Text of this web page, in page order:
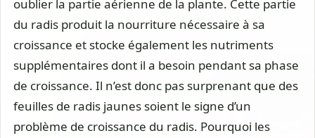
oublier la partie aérienne de la plante. Cette partie
du radis produit la nourriture nécessaire à sa
croissance et stocke également les nutriments
supplémentaires dont il a besoin pendant sa phase
de croissance. Il n’est donc pas surprenant que des
feuilles de radis jaunes soient le signe d’un
problème de croissance du radis. Pourquoi les